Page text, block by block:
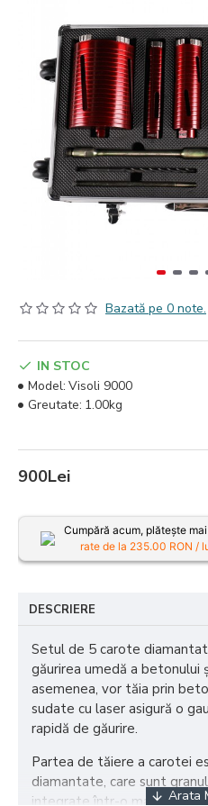
Bazată pe 0 note.
900Lei
IN STOC
Model: Visoli 9000
Greutate: 1.00kg
Cumpără acum, plătește
rate de la 235.00 RON /
DESCRIERE
Setul de 5 carote
găurirea umedă a betonului
asemenea, vor tăia prin
sudate cu laser asigură o
rapidă de găurire.
Partea de tăiere a carotei
diamantate, care sunt
integrate într-o matrice